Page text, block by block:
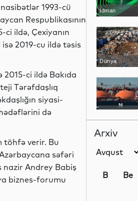
1993-cü
Respublikasının
ci ildə, Çexiyanın
2019-cu ildə təsis
ci ildə Bakıda
Tərəfdaşlıq
siyasi-
də
töhfə verir. Bu
səfəri
nazir Andrey Babiş
biznes-forumu
İdman
Dünya
Dünya
Arxiv
B Be